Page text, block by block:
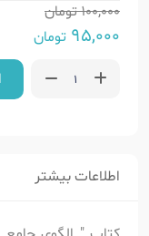
100,000تومان
95,000 تومان
اطلاعات بیشتر